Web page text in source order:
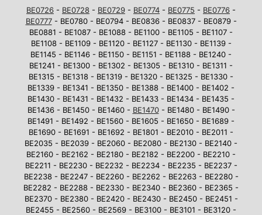
BE0726 - BE0728 - BE0729 - BE0774 - BE0775 - BE0776 -
BE0777- BE0780 - BE0794 - BE0836 - BE0837 - BE0879 -
BE0881 - BE1087 - BE1088 - BE1100 - BE1105 - BE1107 -
BE1108 - BE1109 - BE1120 - BE1127 - BE1130 - BE1139 -
BE1145 - BE1146 - BE1150 - BE1151 - BE1188 - BE1240 -
BE1241 - BE1300 - BE1302 - BE1305 - BE1310 - BE1311 -
BE1315 - BE1318 - BE1319 - BE1320 - BE1325 - BE1330 -
BE1339 - BE1341 - BE1350 - BE1388 - BE1400 - BE1402 -
BE1430 - BE1431 - BE1432 - BE1433 - BE1434 - BE1435 -
BE1436 - BE1450 - BE1460 - BE1470- BE1480 - BE1490 -
BE1491 - BE1492 - BE1560 - BE1605 - BE1650 - BE1689 -
BE1690 - BE1691 - BE1692 - BE1801 - BE2010 - BE2011 -
BE2035 - BE2039 - BE2060 - BE2080 - BE2130 - BE2140 -
BE2160 - BE2162 - BE2180 - BE2182 - BE2200 - BE2210 -
BE2211 - BE2230 - BE2232 - BE2234 - BE2235 - BE2237 -
BE2238 - BE2247 - BE2260 - BE2262 - BE2263 - BE2280 -
BE2282 - BE2288 - BE2330 - BE2340 - BE2360 - BE2365 -
BE2370 - BE2380 - BE2420 - BE2430 - BE2450 - BE2451 -
BE2455 - BE2560 - BE2569 - BE3100 - BE3101 - BE3120 -